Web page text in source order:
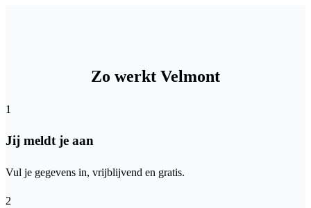
Zo werkt Velmont
1
Jij meldt je aan
Vul je gegevens in, vrijblijvend en gratis.
2